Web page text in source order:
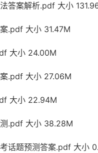
答案解析.pdf 大小
.pdf 大小 31.47M
大小 24.00M
.pdf 大小 27.06M
大小 22.94M
.pdf 大小 38.28M
话题预测答案.pdf 大小